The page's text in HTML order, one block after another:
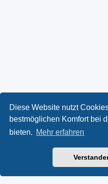
Diese Website nutzt
bestmöglichen Komfort bei
bieten. Mehr erfahren